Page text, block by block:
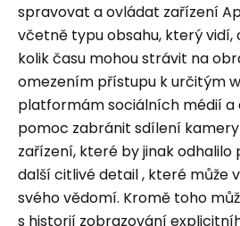
spravovat a ovládat zařízení
včetně typu obsahu, který vidí,
kolik času mohou strávit na
omezením přístupu k určitým
platformám sociálních médií
pomoc zabránit sdílení
zařízení, které by jinak odhalilo
další citlivé detail , které může
svého vědomí. Kromě toho
s historií zobrazování